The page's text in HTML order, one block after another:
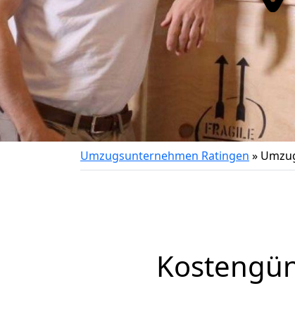
Umzugsunternehmen Ratingen »